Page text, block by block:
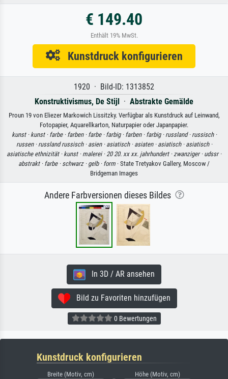
€ 149.40
Enthält 19% MwSt.
Kunstdruck konfigurieren
1920 · Bild-ID: 1313852
Konstruktivismus, De Stijl
· Abstrakte Gemälde
Proun 19 von Eliezer Markowich Lissitzky. Verfügbar als Kunstdruck auf Leinwand,
Fotopapier, Aquarellkarton, Naturpapier oder Japanpapier.
kunst · kunst · farbe · farben · farbe · farbig · farben · farbig · russland · russisch ·
russen · russland russisch · asien · asiatisch · asiaten · asiatisch · asiatisch ·
asiatische ethnizität · kunst · malerei ·20 20. xx xx. jahrhundert ·zwanziger · udssr ·
abstrakt · farbe · schwarz · gelb · form · State Tretyakov Gallery, Moscow /
Bridgeman Images
Andere Farbversionen dieses Bildes
In 3D / AR ansehen
Bild zu Favoriten hinzufügen
0 Bewertungen
Kunstdruck konfigurieren
Breite (Motiv, cm) Höhe (Motiv, cm)